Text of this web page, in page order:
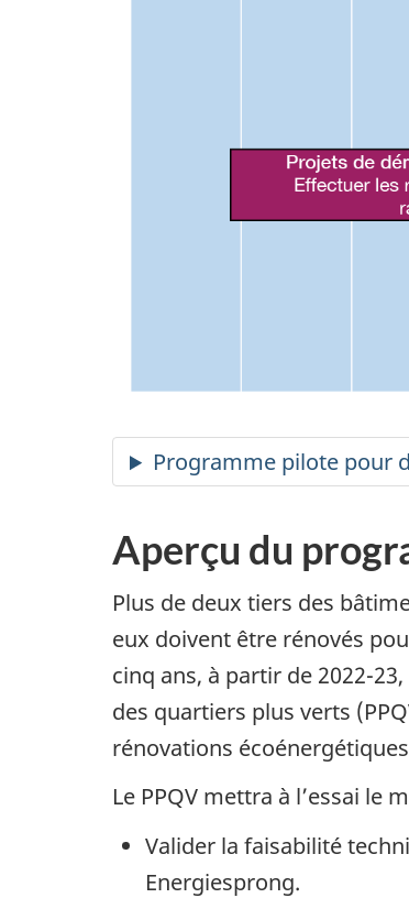
Aperçu du
Plus de deux tiers des
eux doivent être rénovés
cinq ans, à partir de 2022-
des quartiers plus verts
rénovations
Le PPQV mettra à l’essai le
Valider la faisabilité
Energiesprong.